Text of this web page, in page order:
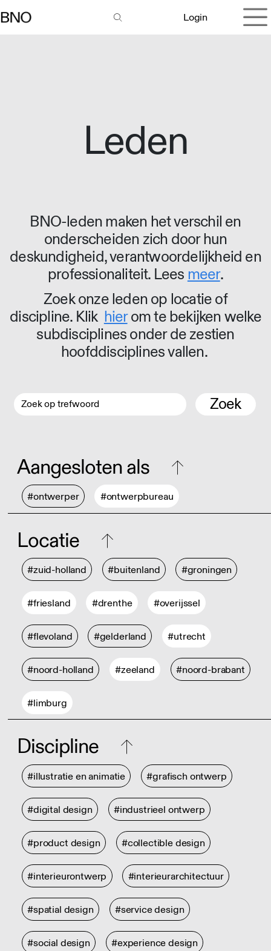
Login
Leden
BNO-leden maken het verschil en
onderscheiden zich door hun
deskundigheid, verantwoordelijkheid en
professionaliteit. Lees meer.
Zoek onze leden op locatie of
discipline. Klik hierom te bekijken welke
subdisciplines onder de zestien
hoofddisciplines vallen.
Zoek
Aangesloten als
#ontwerper #ontwerpbureau
Locatie
#zuid-holland #buitenland #groningen
#friesland #drenthe #overijssel
#flevoland #gelderland #utrecht
#noord-holland #zeeland #noord-brabant
#limburg
Discipline
#illustratie en animatie #grafisch ontwerp
#digital design #industrieel ontwerp
#product design #collectible design
#interieurontwerp #interieurarchitectuur
#spatial design #service design
#social design #experience design